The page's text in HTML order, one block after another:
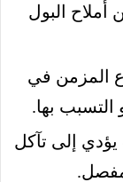
البول
المزمن في
التسبب بها.
يؤدي إلى تآكل